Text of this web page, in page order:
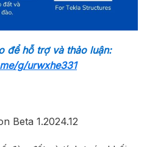
để hỗ trợ và thảo luận:
g/urwxhe331
Beta 1.2024.12